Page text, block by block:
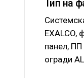
Тип на
EXALCO,
панел, ПП
огради